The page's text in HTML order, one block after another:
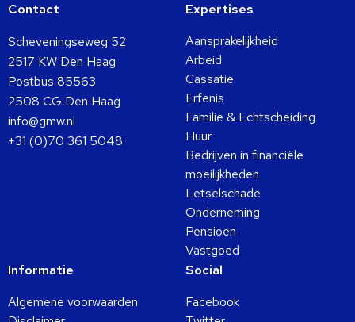
Contact
Scheveningseweg 52
2517 KW Den Haag
Postbus 85563
2508 CG Den Haag
info@gmw.nl
+31 (0)70 361 5048
Expertises
Aansprakelijkheid
Arbeid
Cassatie
Erfenis
Familie & Echtscheiding
Huur
Bedrijven in financiële
moeilijkheden
Letselschade
Onderneming
Pensioen
Vastgoed
Informatie
Algemene voorwaarden
Social
Facebook